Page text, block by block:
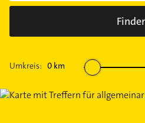
Umkreis: 0 km